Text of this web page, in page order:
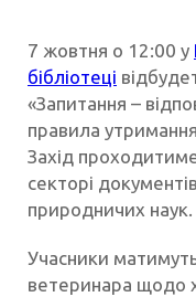
7 жовтня о 12:00 у
бібліотеці
«Запитання –
правила
Захід
секторі
природничих наук.
Учасники
ветеринара щодо